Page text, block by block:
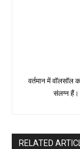
वर्तमान में वॉलसॉल
संलग्न हैं।
RELATED